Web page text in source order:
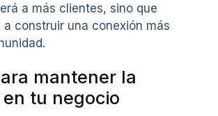
a más clientes, sino que
construir una conexión más
mantener la
tu negocio